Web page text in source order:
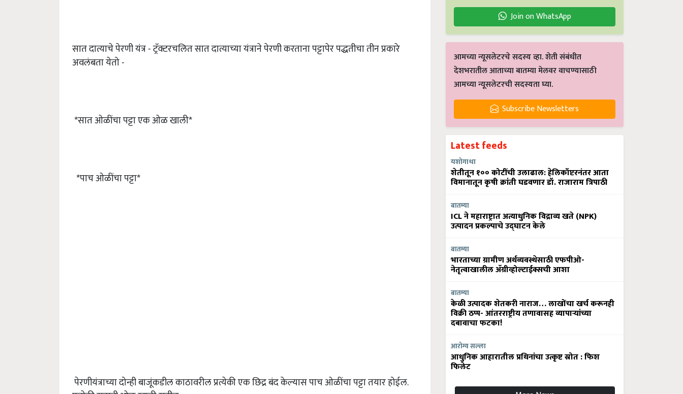
सात दात्याचे पेरणी यंत्र - ट्रॅक्टरचलित सात दात्याच्या यंत्राने पेरणी करताना पट्टापेर पद्धतीचा तीन प्रकारे
अवलंबता येतो -
*सात ओळींचा पट्टा एक ओळ खाली*
*पाच ओळींचा पट्टा*
पेरणीयंत्राच्या दोन्ही बाजूंकडील काठावरील प्रत्येकी एक छिद्र बंद केल्यास पाच ओळींचा पट्टा तयार होईल.
Join on WhatsApp
आमच्या न्यूसलेटरचे सदस्य व्हा. शेती संबंधीत
देशभरातील आताच्या बातम्या मेलवर वाचण्यासाठी
आमच्या न्यूसलेटरची सदस्यता घ्या.
Subscribe Newsletters
Latest feeds
यशोगाथा
शेतीतून १०० कोटींची उलाढाल: हेलिकॉप्टरनंतर आता
विमानातून कृषी क्रांती घडवणार डॉ. राजाराम त्रिपाठी
बातम्या
ICL ने महाराष्ट्रात अत्याधुनिक विद्राव्य खते (NPK)
उत्पादन प्रकल्पाचे उद्घाटन केले
बातम्या
भारताच्या ग्रामीण अर्थव्यवस्थेसाठी एफपीओ-
नेतृत्वाखालील अ‍ॅग्रीव्होल्टाईक्सची आशा
बातम्या
केळी उत्पादक शेतकरी नाराज… लाखोंचा खर्च करूनही
विक्री ठप्प- आंतरराष्ट्रीय तणावासह व्यापाऱ्यांच्या
दबावाचा फटका!
आरोग्य सल्ला
आधुनिक आहारातील प्रथिनांचा उत्कृष्ट स्रोत : फिश
फिलेट